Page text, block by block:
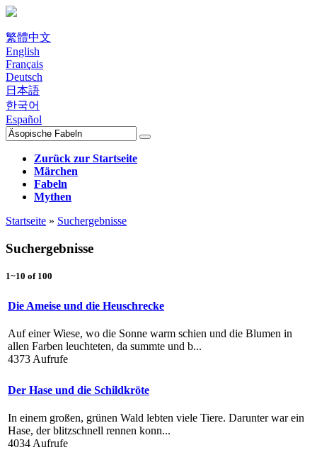
繁體中文
English
Français
Deutsch
日本語
한국어
Español
Zurück zur Startseite
Märchen
Fabeln
Mythen
Startseite » Suchergebnisse
Suchergebnisse
1~10 of 100
Die Ameise und die Heuschrecke
Auf einer Wiese, wo die Sonne warm schien und die Blumen in
allen Farben leuchteten, da summte und b...
4373 Aufrufe
Der Hase und die Schildkröte
In einem großen, grünen Wald lebten viele Tiere. Darunter war ein
Hase, der blitzschnell rennen konn...
4034 Aufrufe